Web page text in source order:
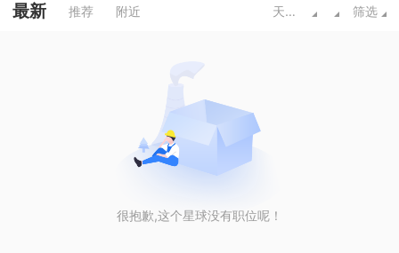
最新 推荐 附近 天水甘肃 筛选
很抱歉,这个星球没有职位呢！